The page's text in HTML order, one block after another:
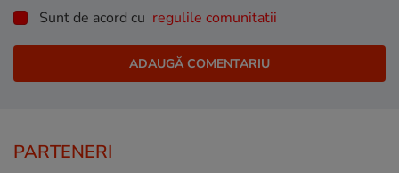
Sunt de acord cu regulile comunitatii
PARTENERI